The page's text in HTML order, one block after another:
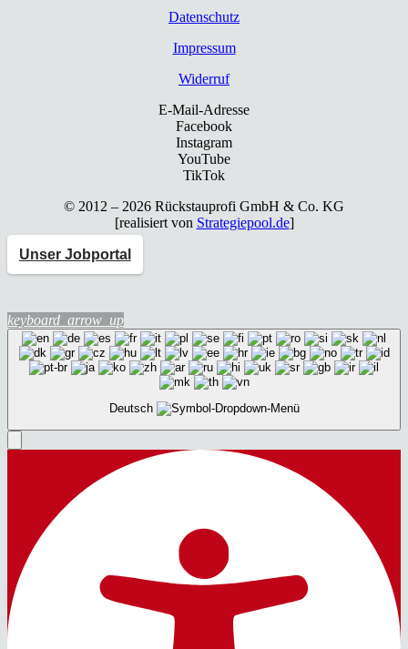
Daten­schutz
Impres­sum
Wider­ruf
E-Mail-Adresse
Facebook
Instagram
YouTube
TikTok
© 2012 – 2026 Rück­stau­pro­fi GmbH & Co. KG
[rea­li­siert von Strategiepool.de]
Unser Jobportal
keyboard_arrow_up
Deutsch